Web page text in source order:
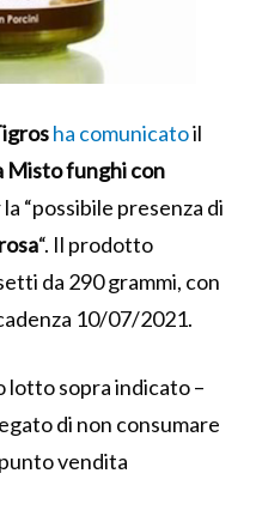
ha comunicatoil
Misto funghi con
“possibile presenza di
“. Il prodotto
da 290 grammi, con
10/07/2021.
lotto sopra indicato –
di non consumare
vendita